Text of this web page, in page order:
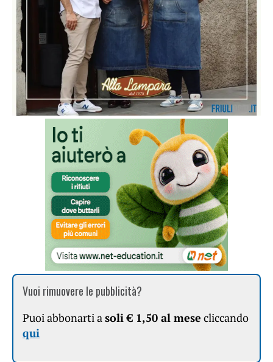
Vuoi rimuovere le pubblicità?
Puoi abbonarti asoli € 1,50 al mese cliccando
qui